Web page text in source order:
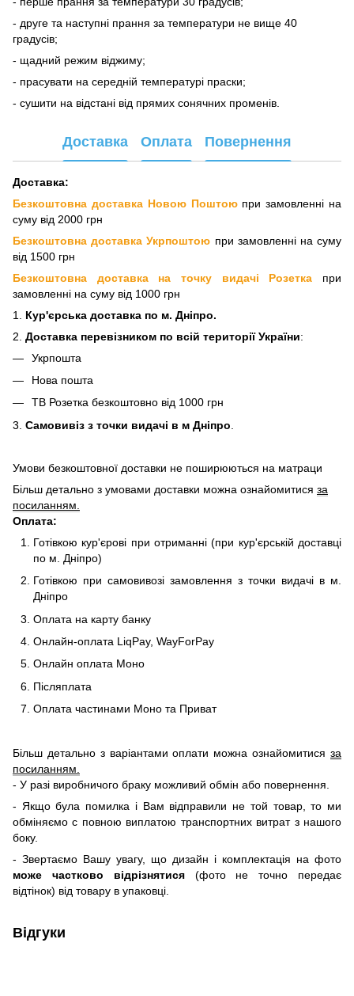
- друге та наступні прання за температури не вище 40
градусів;
- щадний режим віджиму;
- прасувати на середній температурі праски;
- сушити на відстані від прямих сонячних променів.
Доставка Оплата Повернення
Доставка:
Безкоштовна доставка Новою Поштоюпри замовленні на
суму від 2000 грн
Безкоштовна доставка Укрпоштою при замовленні на суму
від 1500 грн
Безкоштовна доставка на точку видачі Розетка
при
замовленні на суму від 1000 грн
1. Кур'єрська доставка по м. Дніпро.
2. Доставка перевізником по всій території України:
Укрпошта
Нова пошта
ТВ Розетка безкоштовно від 1000 грн
3. Самовивіз з точки видачі в м Дніпро
Умови безкоштовної доставки не поширюються на матраци
Більш детально з умовами доставки можна ознайомитися за
посиланням.
Оплата:
Готівкою кур'єрові при отриманні (при кур'єрській доставці
по м. Дніпро)
Готівкою при самовивозі замовлення з точки видачі в м.
Дніпро
Оплата на карту банку
Онлайн-оплата LiqPay, WayForPay
Онлайн оплата Моно
Післяплата
Оплата частинами Моно та Приват
Більш детально з варіантами оплати можна ознайомитися за
посиланням.
- У разі виробничого браку можливий обмін або повернення.
- Якщо була помилка і Вам відправили не той товар, то ми
обміняємо c повною виплатою транспортних витрат з нашого
боку.
- Звертаємо Вашу увагу, що дизайн і комплектація на фото
може частково відрізнятися(фото не точно передає
відтінок) від товару в упаковці.
Відгуки